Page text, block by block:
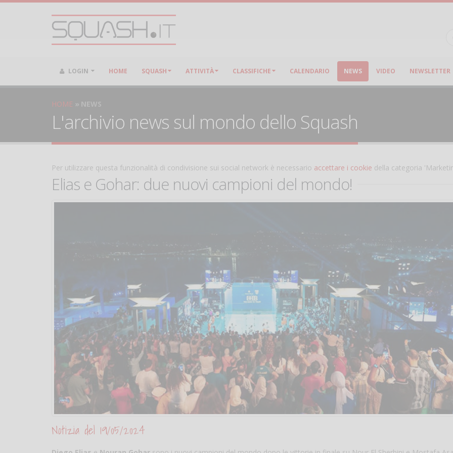
LOGIN HOME SQUASH ATTIVITÀ CLASSIFICHE CALENDARIO NEWS VIDEO NEWSLETTER
HOME NEWS
L'archivio news sul mondo dello Squash
Per utilizzare questa funzionalità di condivisione sui social network è necessario accettare i cookie della categoria
Elias e Gohar: due nuovi campioni del mondo!
Notizia del 19/05/2024